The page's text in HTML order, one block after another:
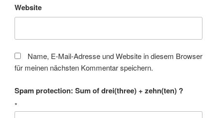
Website
Name, E-Mail-Adresse und Website in diesem Browser
für meinen nächsten Kommentar speichern.
Spam protection: Sum of drei(three) + zehn(ten) ?
*